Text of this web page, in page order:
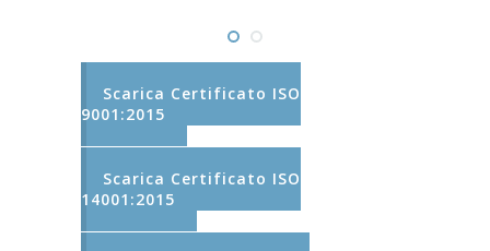
Scarica Certificato ISO
9001:2015
Scarica Certificato ISO
14001:2015